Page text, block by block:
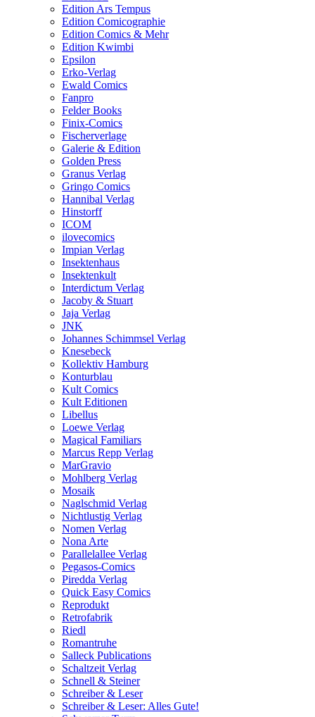
Edition Ars Tempus
Edition Comicographie
Edition Comics & Mehr
Edition Kwimbi
Epsilon
Erko-Verlag
Ewald Comics
Fanpro
Felder Books
Finix-Comics
Fischerverlage
Galerie & Edition
Golden Press
Granus Verlag
Gringo Comics
Hannibal Verlag
Hinstorff
ICOM
ilovecomics
Impian Verlag
Insektenhaus
Insektenkult
Interdictum Verlag
Jacoby & Stuart
Jaja Verlag
JNK
Johannes Schimmsel Verlag
Knesebeck
Kollektiv Hamburg
Konturblau
Kult Comics
Kult Editionen
Libellus
Loewe Verlag
Magical Familiars
Marcus Repp Verlag
MarGravio
Mohlberg Verlag
Mosaik
Naglschmid Verlag
Nichtlustig Verlag
Nomen Verlag
Nona Arte
Parallelallee Verlag
Pegasos-Comics
Piredda Verlag
Quick Easy Comics
Reprodukt
Retrofabrik
Riedl
Romantruhe
Salleck Publications
Schaltzeit Verlag
Schnell & Steiner
Schreiber & Leser
Schreiber & Leser: Alles Gute!